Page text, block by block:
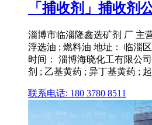
「捕收剂」捕收剂
淄博市临淄隆鑫选矿剂 厂 主
浮选油 ; 燃料油 地址： 临淄
时间： 淄博海晓化工有限公
剂 ; 乙基黄药 ; 异丁基黄药 ;
联系电话: 180 3780 8511